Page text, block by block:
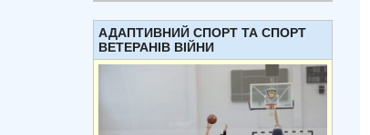
АДАПТИВНИЙ СПОРТ ТА СПОРТ
ВЕТЕРАНІВ ВІЙНИ